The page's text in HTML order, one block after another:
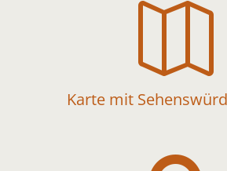

Karte mit